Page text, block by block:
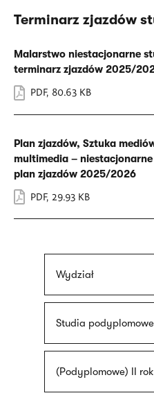
Terminarz zjazdów
Malarstwo niestacjonarne
terminarz zjazdów 2025/
PDF, 80.63 KB
Plan zjazdów, Sztuka
multimedia –
plan zjazdów 2025/2026
PDF, 29.93 KB
Wydział
Studia podyplomowe
(Podyplomowe) II rok